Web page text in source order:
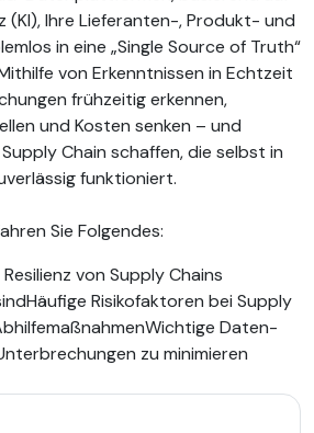
(KI), Ihre Lieferanten-, Produkt- und
in eine „Single Source of Truth“
von Erkenntnissen in Echtzeit
frühzeitig erkennen,
und Kosten senken – und
Chain schaffen, die selbst in
funktioniert.
Sie Folgendes:
von Supply Chains
Risikofaktoren bei Supply
Daten-
zu minimieren